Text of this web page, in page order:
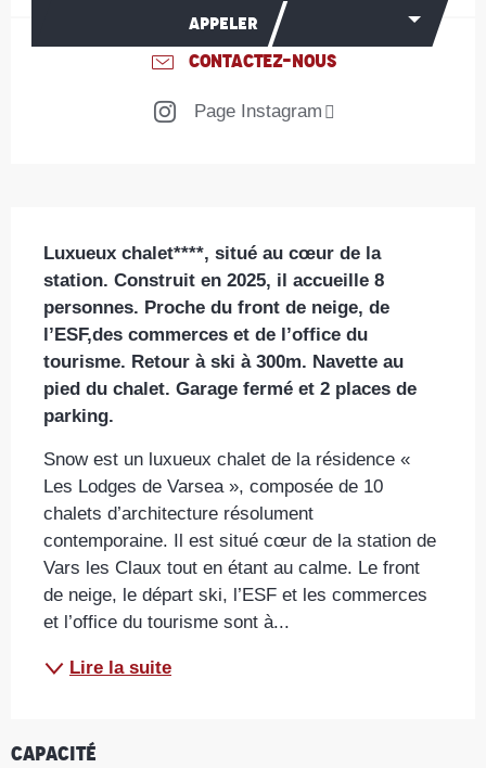
APPELER
CONTACTEZ-NOUS
Page Instagram
Luxueux chalet****, situé au cœur de la
station. Construit en 2025, il accueille 8
personnes. Proche du front de neige, de
l’ESF,des commerces et de l’office du
tourisme. Retour à ski à 300m. Navette au
pied du chalet. Garage fermé et 2 places de
parking.
Snow est un luxueux chalet de la résidence «
Les Lodges de Varsea », composée de 10
chalets d’architecture résolument
contemporaine. Il est situé cœur de la station de
Vars les Claux tout en étant au calme. Le front
de neige, le départ ski, l’ESF et les commerces
et l’office du tourisme sont à...
Lire la suite
Capacité